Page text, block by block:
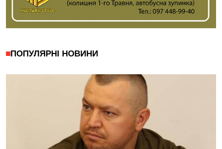
ПОПУЛЯРНІ НОВИНИ